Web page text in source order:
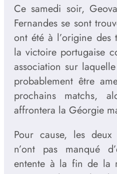
Ce samedi soir,
Fernandes se sont
ont été à l’origine des
la victoire portugaise
association sur
probablement être
prochains matchs,
affrontera la Géorgie
Pour cause, les deux
n’ont pas manqué
entente à la fin de la